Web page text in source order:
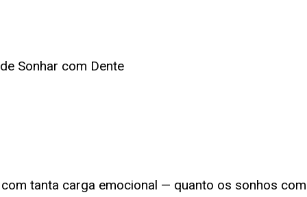
Sonhar com Dente
tanta carga emocional — quanto os sonhos